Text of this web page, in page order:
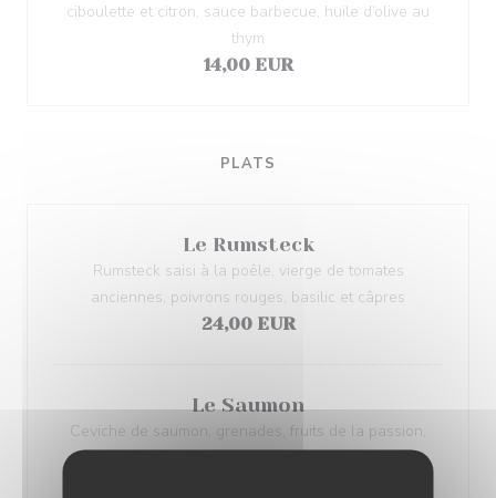
ciboulette et citron, sauce barbecue, huile d’olive au
thym
14,00 EUR
PLATS
Le Rumsteck
Rumsteck saisi à la poêle, vierge de tomates
anciennes, poivrons rouges, basilic et câpres
24,00 EUR
Le Saumon
Ceviche de saumon, grenades, fruits de la passion,
ananas, piments végétariens, frites